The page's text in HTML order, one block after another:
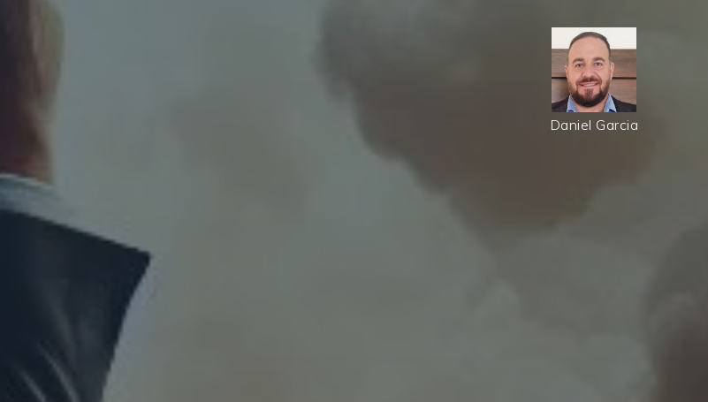
Daniel Garcia